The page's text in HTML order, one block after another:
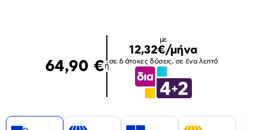
64,90 €ή
με
12,32€/μήνα
σε 6 άτοκες δόσεις, σε ένα λεπτό